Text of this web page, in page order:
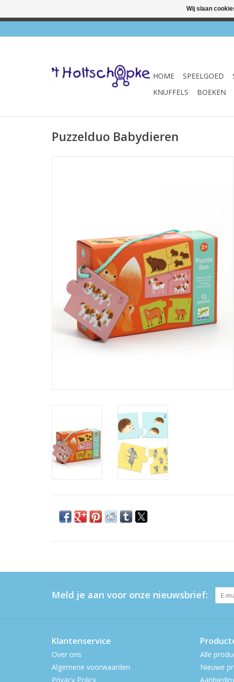
HOME SPEELGOED
KNUFFELS
BOEKEN
Puzzelduo Babydieren
Meld je aan voor onze nieuwsbrief:
Klantenservice
Over ons
Algemene voorwaarden
Privacy Policy
Alle
Nieuwe
Wij slaan
✔